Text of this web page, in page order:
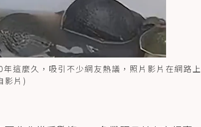
這麼久，吸引不少網友熱議，照片影片在網路上
影片)